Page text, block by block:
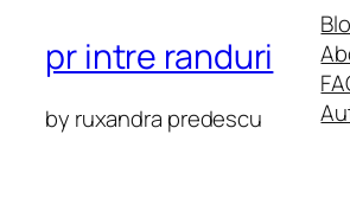
pr intre randuri
by ruxandra predescu